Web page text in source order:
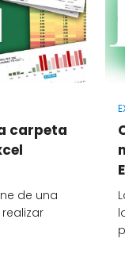
carpeta
de una